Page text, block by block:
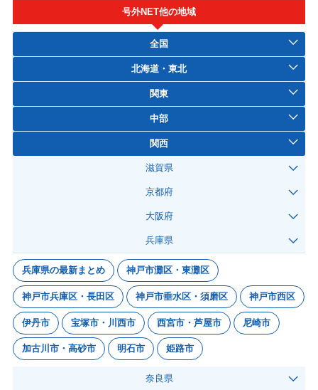
号外NET他の地域
全国
北海道・東北
関東
中部
関西
滋賀県
京都府
大阪府
兵庫県
兵庫県の最新まとめ 神戸市灘区・東灘区
神戸市兵庫区・長田区 神戸市垂水区・須磨区 神戸市西区
伊丹市 宝塚市・川西市 西宮市・芦屋市 尼崎市
加古川市・高砂市 明石市 姫路市
奈良県